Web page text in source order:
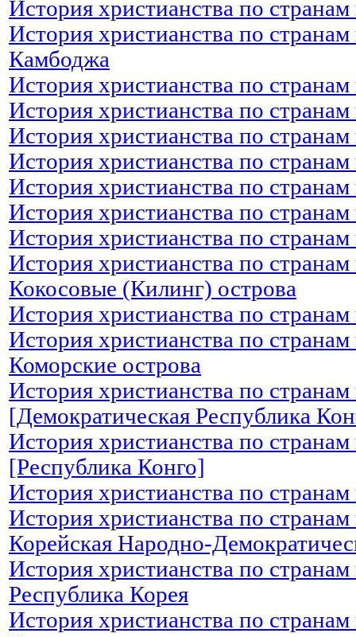
История христианства по
История христианства по
Камбоджа
История христианства по
История христианства по
История христианства по
История христианства по
История христианства по
История христианства по
История христианства по
История христианства по
Кокосовые (Килинг) острова
История христианства по
История христианства по
Коморские острова
История христианства по
[Демократическая Республика
История христианства по
[Республика Конго]
История христианства по
История христианства по
Корейская Народно-
История христианства по
Республика Корея
История христианства по